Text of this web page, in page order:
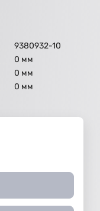
9380932-10
0 мм
0 мм
0 мм